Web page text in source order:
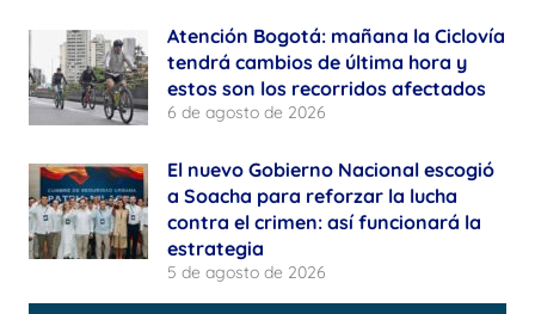
Atención Bogotá: mañana la Ciclovía
tendrá cambios de última hora y
estos son los recorridos afectados
6 de agosto de 2026
El nuevo Gobierno Nacional escogió
a Soacha para reforzar la lucha
contra el crimen: así funcionará la
estrategia
5 de agosto de 2026